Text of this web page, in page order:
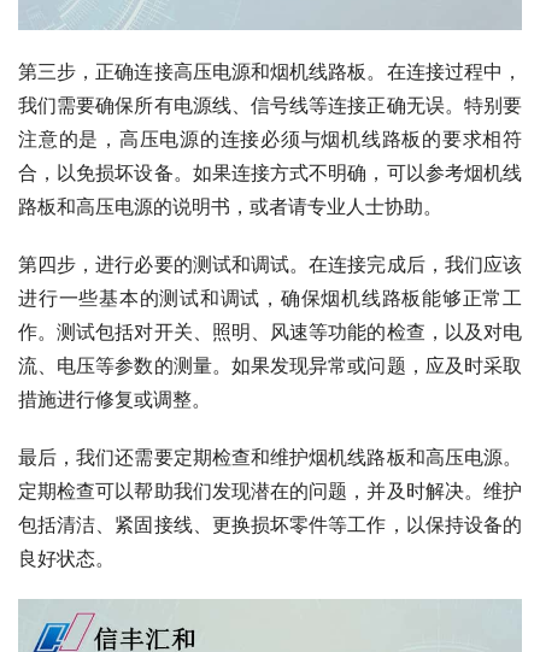
第三步，正确连接高压电源和烟机线路板。在连接过程中，
我们需要确保所有电源线、信号线等连接正确无误。特别要
注意的是，高压电源的连接必须与烟机线路板的要求相符
合，以免损坏设备。如果连接方式不明确，可以参考烟机线
路板和高压电源的说明书，或者请专业人士协助。
第四步，进行必要的测试和调试。在连接完成后，我们应该
进行一些基本的测试和调试，确保烟机线路板能够正常工
作。测试包括对开关、照明、风速等功能的检查，以及对电
流、电压等参数的测量。如果发现异常或问题，应及时采取
措施进行修复或调整。
最后，我们还需要定期检查和维护烟机线路板和高压电源。
定期检查可以帮助我们发现潜在的问题，并及时解决。维护
包括清洁、紧固接线、更换损坏零件等工作，以保持设备的
良好状态。